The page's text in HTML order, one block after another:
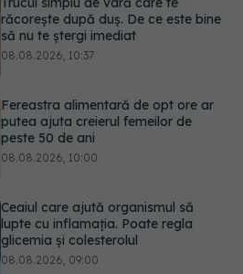
Fereastra alimentară de opt ore ar
putea ajuta creierul femeilor de
peste 50 de ani
Ceaiul care ajută organismul să
lupte cu inflamația. Poate regla
glicemia și colesterolul
Ce spune culoarea ta preferată
despre vârsta pe care o ai. Care
este "codul cromatic" al generațiilor